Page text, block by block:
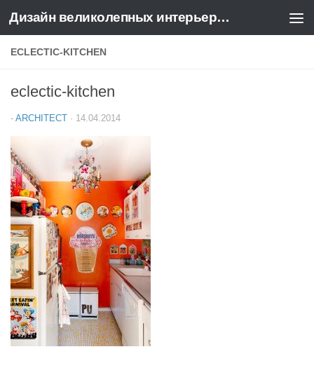
Перейти к содержимому Дизайн великолепных интерьеров квартир и домов
ECLECTIC-KITCHEN
eclectic-kitchen
- ARCHITECT · 14.04.2014